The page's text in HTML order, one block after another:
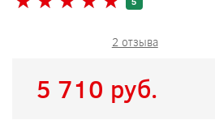
2 отзыва
5 710 pуб.